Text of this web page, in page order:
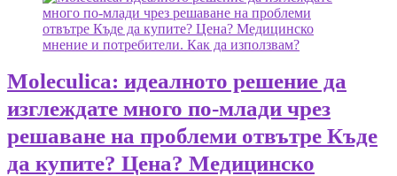
Moleculica: идеалното решение да
изглеждате много по-млади чрез
решаване на проблеми отвътре Къде
да купите? Цена? Медицинско